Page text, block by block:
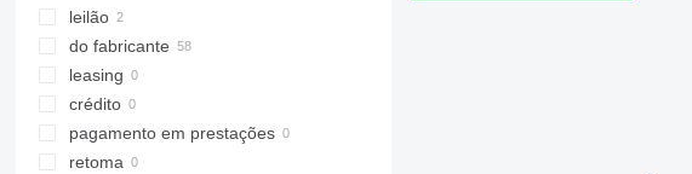
leilão
do fabricante
leasing
crédito
pagamento em prestações
retoma